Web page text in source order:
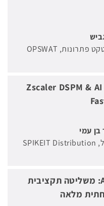
פתרונות OPSWAT
Zscaler DSPM &
בן עמי
SPIKEIT Distribution
AI Monitoring: משליטה תקציבית
מלאה